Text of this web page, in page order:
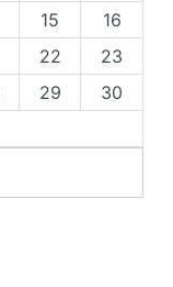
15
16
22
23
29
30